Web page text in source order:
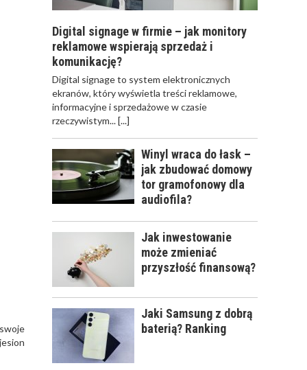
Digital signage w firmie – jak monitory
reklamowe wspierają sprzedaż i
komunikację?
​Digital signage to system elektronicznych
ekranów, który wyświetla treści reklamowe,
informacyjne i sprzedażowe w czasie
rzeczywistym...[...]
Winyl wraca do łask –
jak zbudować domowy
tor gramofonowy dla
audiofila?
Jak inwestowanie
może zmieniać
przyszłość finansową?
Jaki Samsung z dobrą
baterią? Ranking